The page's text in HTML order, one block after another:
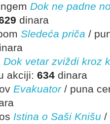
Dok ne padne
dinara
Sledeća priča /
Dok vetar zviždi kroz
akciji: 634 dinara
Evakuator/ puna
Istina o Saši Knišu /